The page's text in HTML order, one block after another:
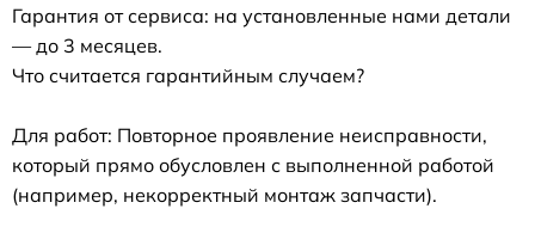
Гарантия от сервиса: на установленные нами детали
— до 3 месяцев.
Что считается гарантийным случаем?
Для работ: Повторное проявление неисправности,
который прямо обусловлен с выполненной работой
(например, некорректный монтаж запчасти).